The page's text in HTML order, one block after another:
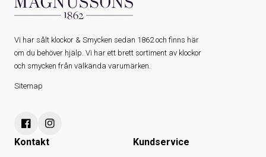
Vi har sålt klockor & Smycken sedan 1862 och finns här
om du behöver hjälp. Vi har ett brett sortiment av klockor
och smycken från välkända varumärken.
Sitemap
Kontakt Kundservice